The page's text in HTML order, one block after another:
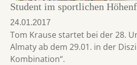
Student im sportlichen
24.01.2017
Tom Krause startet bei der 28.
Almaty ab dem 29.01. in der
Kombination“.